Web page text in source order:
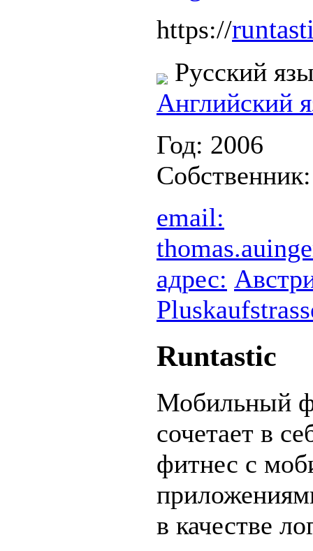
https://
Русский
Английский
Год: 2006
email:
адрес:
Runtastic
Мобильный
сочетает в
фитнес с
в качестве